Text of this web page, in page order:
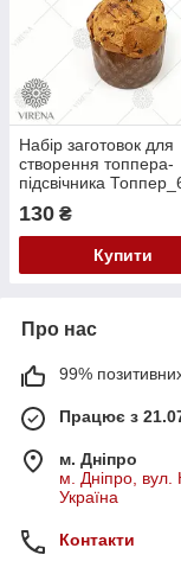
Набір заготовок для
створення топпера-
підсвічника
130 ₴
Купити
Про нас
99% позитивних
Працює з
м. Дніпро
м. Дніпро, вул.
Україна
Контакти